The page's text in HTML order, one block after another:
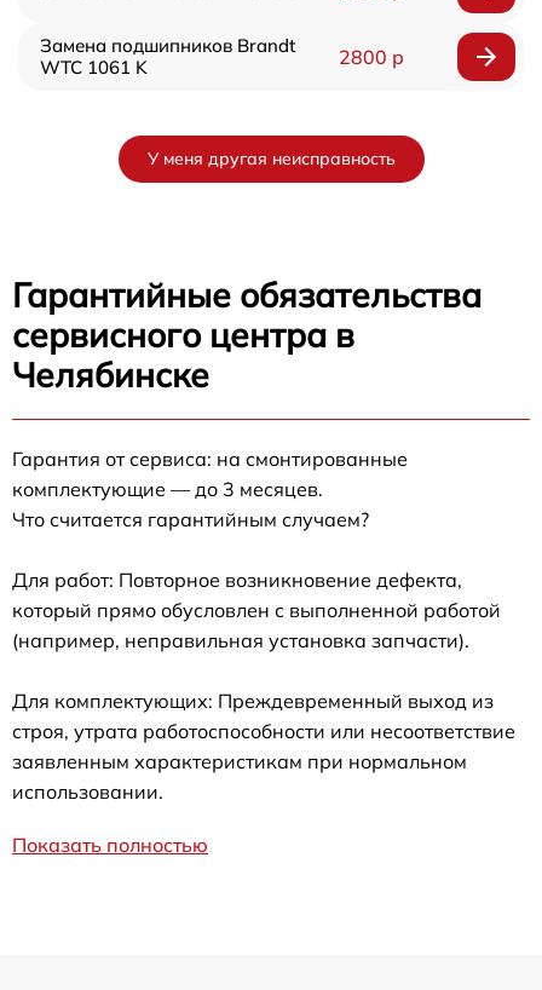
Замена подшипников Brandt
WTC 1061 K
2800 р
У меня другая неисправность
Гарантийные обязательства
сервисного центра в
Челябинске
Гарантия от сервиса: на смонтированные
комплектующие — до 3 месяцев.
Что считается гарантийным случаем?
Для работ: Повторное возникновение дефекта,
который прямо обусловлен с выполненной работой
(например, неправильная установка запчасти).
Для комплектующих: Преждевременный выход из
строя, утрата работоспособности или несоответствие
заявленным характеристикам при нормальном
использовании.
Показать полностью